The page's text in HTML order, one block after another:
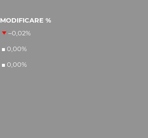
MODIFICARE %
–0,02%
0,00%
0,00%